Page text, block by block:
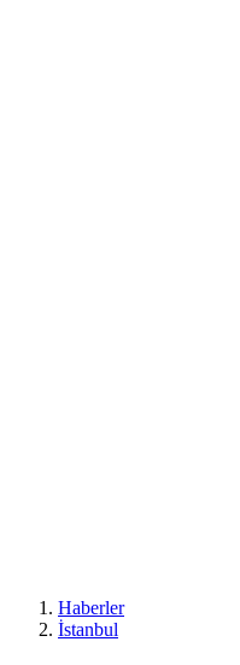
Haberler
İstanbul